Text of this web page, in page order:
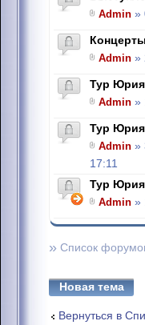
Admin »
Admin »
Тур
Admin »
Тур
Admin »
17:11
Тур
Admin »
» Список
Новая тема
Вернуться в